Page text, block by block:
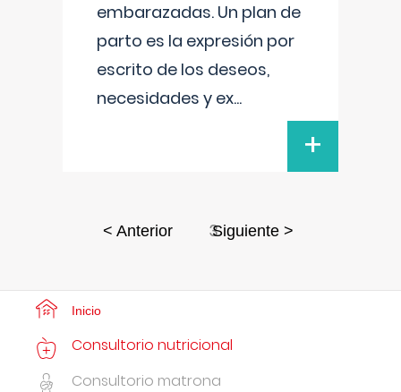
embarazadas. Un plan de
parto es la expresión por
escrito de los deseos,
necesidades y ex...
+
< Anterior 3Siguiente >
Inicio
Consultorio nutricional
Consultorio matrona